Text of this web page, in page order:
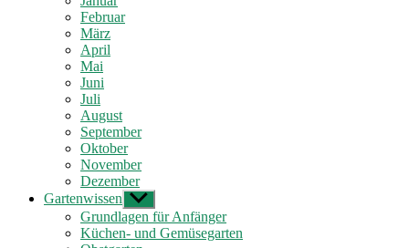
Februar
März
April
Mai
Juni
Juli
August
September
Oktober
November
Dezember
Gartenwissen Untermenü
anzeigen
Grundlagen für Anfänger
Küchen- und Gemüsegarten